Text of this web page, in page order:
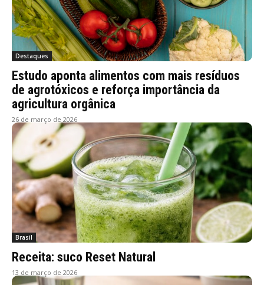
Destaques
Estudo aponta alimentos com mais resíduos
de agrotóxicos e reforça importância da
agricultura orgânica
26 de março de 2026
Brasil
Receita: suco Reset Natural
13 de março de 2026